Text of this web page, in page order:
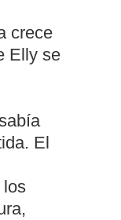
crece
Elly se
El
los